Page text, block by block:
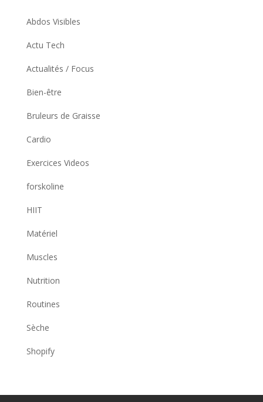
Abdos Visibles
Actu Tech
Actualités / Focus
Bien-être
Bruleurs de Graisse
Cardio
Exercices Videos
forskoline
HIIT
Matériel
Muscles
Nutrition
Routines
Sèche
Shopify